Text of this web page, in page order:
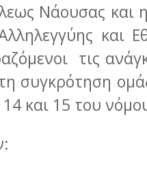
Νάουσας και
και
τις
συγκρότηση
και 15 του